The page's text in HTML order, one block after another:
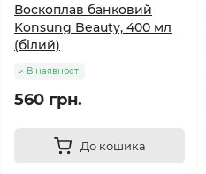
Воскоплав банковий
Konsung Beauty, 400 мл
(білий)
В наявності
560 грн.
До кошика